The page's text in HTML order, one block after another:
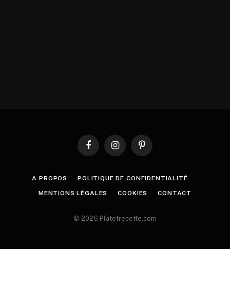
FacebookInstagramPinterest
A PROPOS POLITIQUE DE CONFIDENTIALITÉ
MENTIONS LÉGALES COOKIES CONTACT
© 2026 Platetrecette.com